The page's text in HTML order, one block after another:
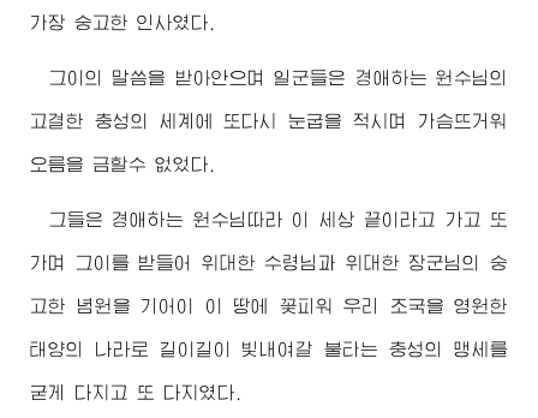
가장 숭고한 인사였다.
그이의 말씀을 받아안으며 일군들은 경애하는 원수님의
고결한 충성의 세계에 또다시 눈굽을 적시며 가슴뜨거워
오름을 금할수 없었다.
그들은 경애하는 원수님 따라 이 세상 끝이라고 가고 또
가며 그이를 받들어 위대한 수령님 과 위대한 장군님의 숭
고한 념원을 기어이 이 땅에 꽃피워 우리 조국을 영원한
태양의 나라로 길이길이 빛내여갈 불타는 충성의 맹세를
굳게 다지고 또 다지였다.